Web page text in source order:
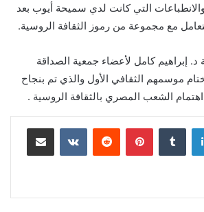
التي كانت لدي سميحة أيوب بعد
مع مجموعة من رموز الثقافة الروسية.
د. إبراهيم كامل لأعضاء جمعية الصداقة
موسمهم الثقافي الأول والذي تم بنجاح
الشعب المصري بالثقافة الروسية .
لينكدإن بينتيريست